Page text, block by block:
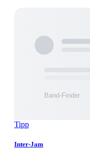
Tipp
Inter-Jam